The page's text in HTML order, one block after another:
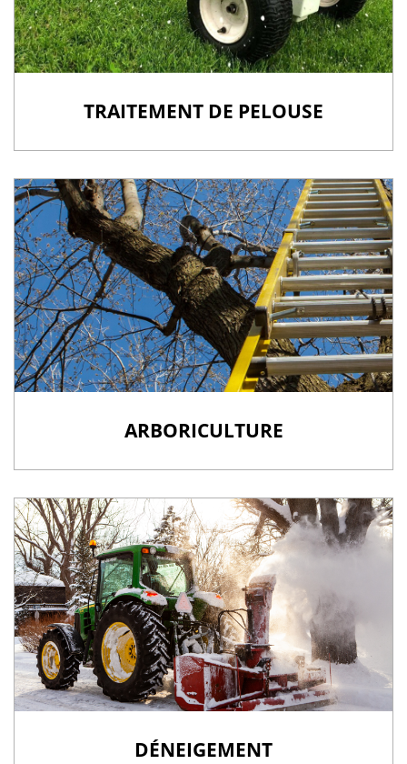
TRAITEMENT DE PELOUSE
ARBORICULTURE
DÉNEIGEMENT